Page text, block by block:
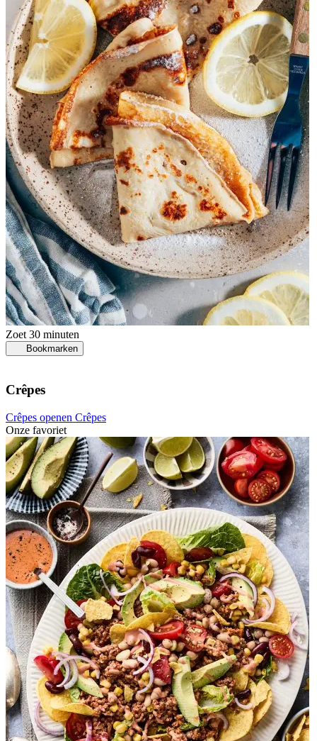
Zoet 30 minuten
Bookmarken
Crêpes
Crêpes openen Crêpes
Onze favoriet